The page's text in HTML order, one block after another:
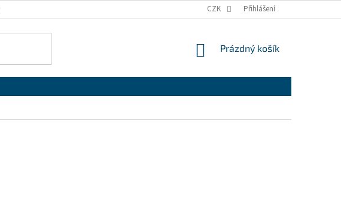
CZK Přihlášení
NÁKUPNÍ
Prázdný košík